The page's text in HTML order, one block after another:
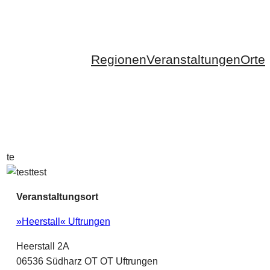
RegionenVeranstaltungenOrte
te
Veranstaltungsort
»Heerstall« Uftrungen
Heerstall 2A
06536 Südharz OT OT Uftrungen